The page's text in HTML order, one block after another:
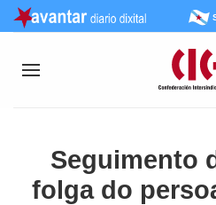
Seguimento
folga do